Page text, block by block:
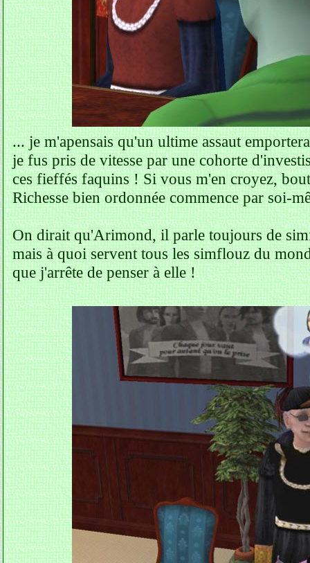
... je m'apensais qu'un ultime assaut
je fus pris de vitesse par une cohorte
ces fieffés faquins ! Si vous m'en croyez,
Richesse bien ordonnée commence par soi-
On dirait qu'Arimond, il parle toujours de
mais à quoi servent tous les simflouz du
que j'arrête de penser à elle !